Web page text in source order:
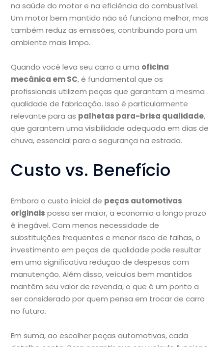
na saúde do motor e na eficiência do combustível.
Um motor bem mantido não só funciona melhor, mas
também reduz as emissões, contribuindo para um
ambiente mais limpo.
Quando você leva seu carro a uma oficina
mecânica em SC, é fundamental que os
profissionais utilizem peças que garantam a mesma
qualidade de fabricação. Isso é particularmente
relevante para as palhetas para-brisa qualidade,
que garantem uma visibilidade adequada em dias de
chuva, essencial para a segurança na estrada.
Custo vs. Benefício
Embora o custo inicial de peças automotivas
originais possa ser maior, a economia a longo prazo
é inegável. Com menos necessidade de
substituições frequentes e menor risco de falhas, o
investimento em peças de qualidade pode resultar
em uma significativa redução de despesas com
manutenção. Além disso, veículos bem mantidos
mantêm seu valor de revenda, o que é um ponto a
ser considerado por quem pensa em trocar de carro
no futuro.
Em suma, ao escolher peças automotivas, cada